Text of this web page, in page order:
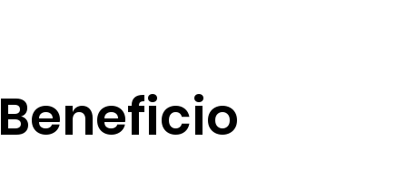
Beneficio